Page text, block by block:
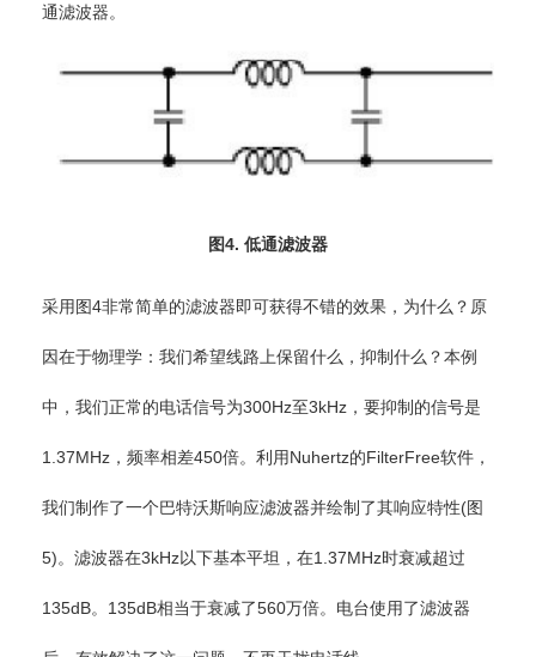
通滤波器。
图4. 低通滤波器
采用图4非常简单的滤波器即可获得不错的效果，为什么？原
因在于物理学：我们希望线路上保留什么，抑制什么？本例
中，我们正常的电话信号为300Hz至3kHz，要抑制的信号是
1.37MHz，频率相差450倍。利用Nuhertz的FilterFree软件，
我们制作了一个巴特沃斯响应滤波器并绘制了其响应特性(图
5)。滤波器在3kHz以下基本平坦，在1.37MHz时衰减超过
135dB。135dB相当于衰减了560万倍。电台使用了滤波器